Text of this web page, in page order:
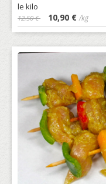
le kilo
12,50 € 10,90 €/kg